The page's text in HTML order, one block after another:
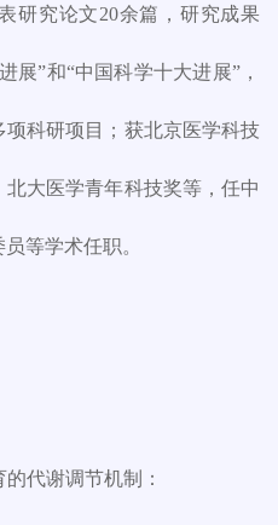
研究论文20余篇，研究成果
展”和“中国科学十大进展”，
科研项目；获北京医学科技
大医学青年科技奖等，任中
等学术任职。
代谢调节机制：